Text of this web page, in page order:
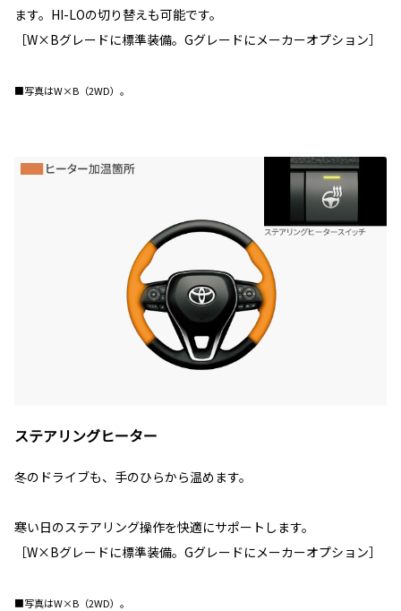
ます。HI-LOの切り替えも可能です。
［W×Bグレードに標準装備。Gグレードにメーカーオプション］
■写真はW×B（2WD）。
ステアリングヒーター
冬のドライブも、手のひらから温めます。
寒い日のステアリング操作を快適にサポートします。
［W×Bグレードに標準装備。Gグレードにメーカーオプション］
■写真はW×B（2WD）。